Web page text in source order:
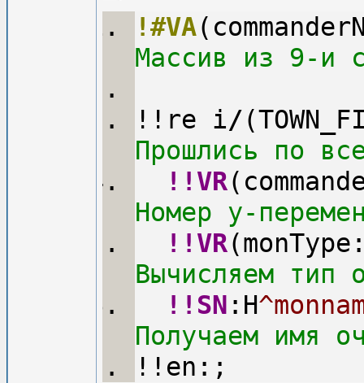
!#VA
Массив из 9-и
!!re i/
Прошлись по
!!VR
Номер y-
!!VR
Вычисляем тип
!!SN :H
Получаем имя
!!en:;